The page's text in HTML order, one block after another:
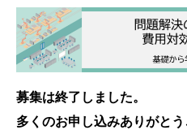
募集は終了しました。
多くのお申し込みありがとう